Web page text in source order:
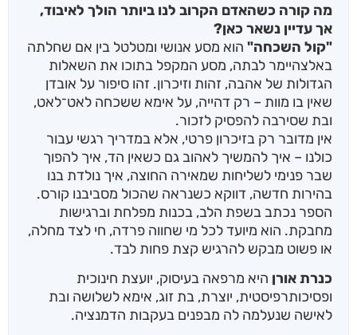
מה קורה כשהאדם הקרוב לנו ביותר הולך לאיבוד,
אך עדיין נשאר כאן?
"קול השכחה" הוא מסע אנושי ומטלטל בין אם שחלתה
באלצהיימר לבתה, מסע המקפל בתוכו את השאלות
הגדולות של אהבה, זהות וזיכרון. זהו סיפור על אובדן
שאין בו מוות – רק דהייה, על אימא ששכחה לאט־לאט,
ובת שסירבה להפסיק לזכור.
אין מדובר רק בזיכרון פרטי, אלא במדריך רגשי עבור
כולנו – איך להמשיך לאהוב גם כשאין הד, איך להפוך
שבר פנימי לשליחות שמאירה החוצה, איך נולדת בנו
בהירות חדשה, דווקא כשנראה שהכול מסביבנו קורס.
הספר נכתב בשפת הלב, בכנות מפלחת וברגישות
מחבקת. הוא מיועד לכל מי שחווה פרדה, חי לצד מחלה,
או פשוט מבקש להרגיש קצת פחות לבד.
כנרת אורן היא מרפאה בעיסוק, יועצת חינוכית
ופסיכותרפיסטית, יוצרת, בת זוג, אימא לשלושה ובת
לאישה שנעלמה לה מבפנים בעקבות הדמנציה.